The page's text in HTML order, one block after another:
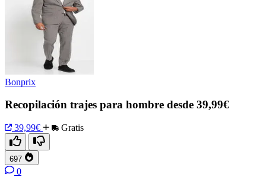
Bonprix
Recopilación trajes para hombre desde 39,99€
39,99€ Gratis
697
0